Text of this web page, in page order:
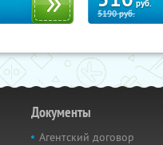
руб.
5190руб.
Документы
Агентский договор